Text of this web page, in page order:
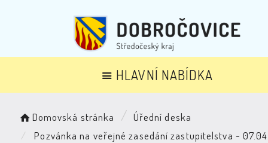
HLAVNÍ NABÍDKA
Domovská stránka
Úřední deska
Pozvánka na veřejné zasedání zastupitelstva -